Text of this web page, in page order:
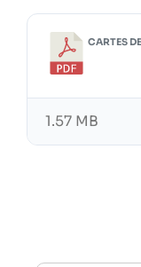
CARTES
1.57 MB